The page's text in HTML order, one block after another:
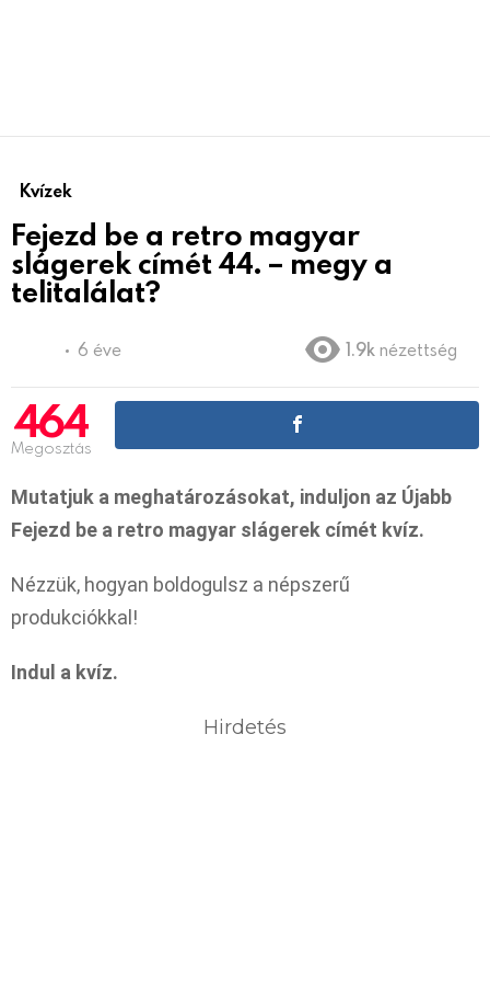
Kvízek
Fejezd be a retro magyar
slágerek címét 44. – megy a
telitalálat?
6 éve 1.9k nézettség
464
Megosztás
Mutatjuk a meghatározásokat, induljon az Újabb
Fejezd be a retro magyar slágerek címét kvíz.
Nézzük, hogyan boldogulsz a népszerű
produkciókkal!
Indul a kvíz.
Hirdetés